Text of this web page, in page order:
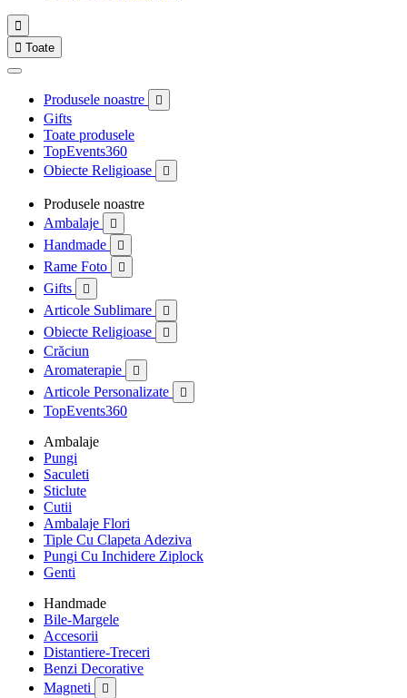

 Toate
Produsele noastre 
Gifts
Toate produsele
TopEvents360
Obiecte Religioase

Produsele noastre
Ambalaje

Handmade 
Rame Foto 
Gifts 
Articole Sublimare 
Obiecte Religioase 
Crăciun
Aromaterapie

Articole Personalizate 
TopEvents360
Ambalaje
Pungi
Saculeti
Sticlute
Cutii
Ambalaje Flori
Tiple Cu Clapeta Adeziva
Pungi Cu Inchidere Ziplock
Genti
Handmade
Bile-Margele
Accesorii
Distantiere-Treceri
Benzi Decorative
Magneti
